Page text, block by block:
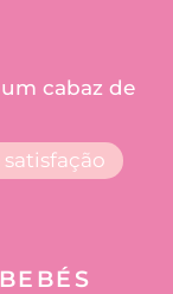
cabaz de